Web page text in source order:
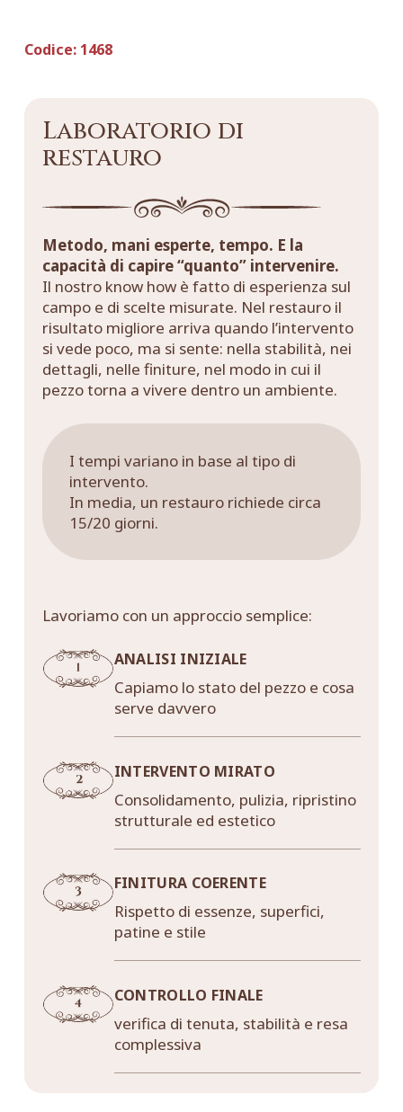
Codice:1468
Laboratorio di
restauro
Metodo, mani esperte, tempo. E la
capacità di capire “quanto” intervenire.
Il nostro know how è fatto di esperienza sul
campo e di scelte misurate. Nel restauro il
risultato migliore arriva quando l’intervento
si vede poco, ma si sente: nella stabilità, nei
dettagli, nelle finiture, nel modo in cui il
pezzo torna a vivere dentro un ambiente.
I tempi variano in base al tipo di
intervento.
In media, un restauro richiede circa
15/20 giorni.
Lavoriamo con un approccio semplice:
ANALISI INIZIALE
Capiamo lo stato del pezzo e cosa
serve davvero
INTERVENTO MIRATO
Consolidamento, pulizia, ripristino
strutturale ed estetico
FINITURA COERENTE
Rispetto di essenze, superfici,
patine e stile
CONTROLLO FINALE
verifica di tenuta, stabilità e resa
complessiva